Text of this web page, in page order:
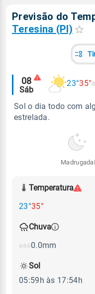
Previsão do
Teresina (PI)
Alertas
meteorológicos
08
Sáb
23°35°
Sol o dia todo com
estrelada.
Madrugada
Temperatura
23°35°
Chuva
0.0mm
Sol
05:59h às 17:54h